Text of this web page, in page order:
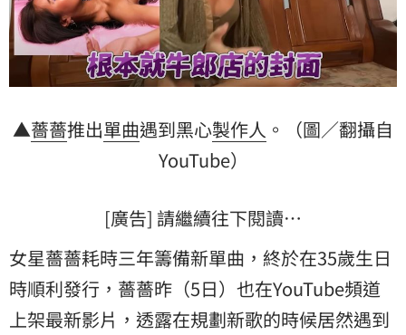
▲薔薔推出單曲遇到黑心製作人 。（圖／翻攝自
YouTube）
[廣告] 請繼續往下閱讀…
女星薔薔耗時三年籌備新單曲，終於在35歲生日
時順利發行，薔薔昨（5日）也在YouTube頻道
上架最新影片，透露在規劃新歌的時候居然遇到